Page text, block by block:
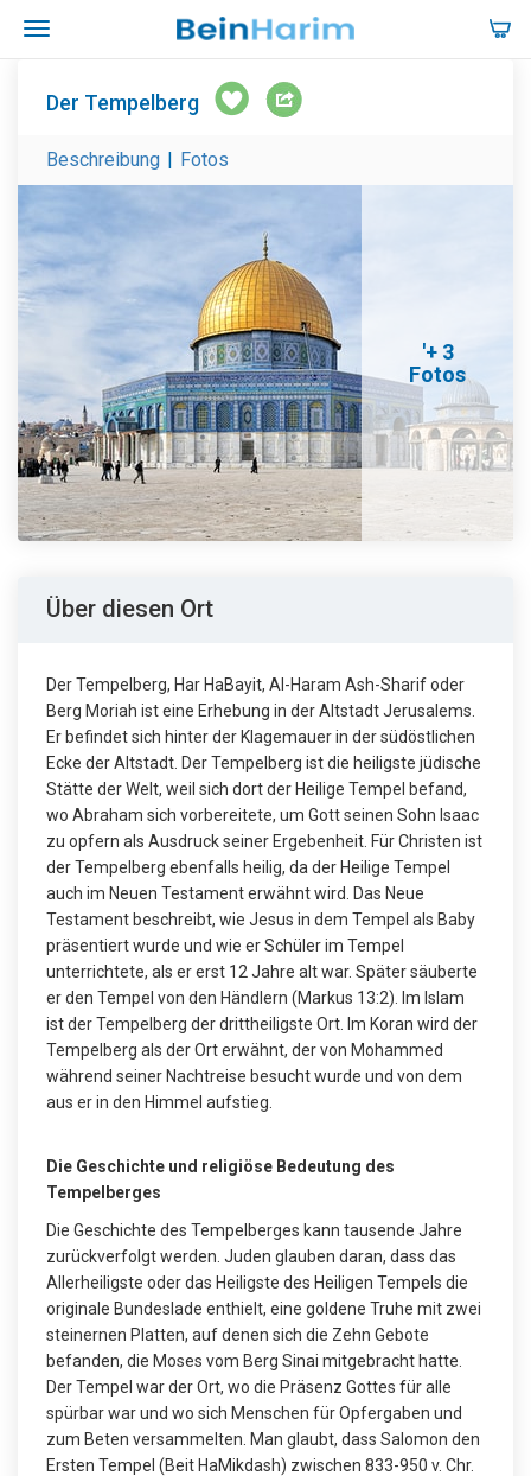
Der Tempelberg
Beschreibung | Fotos
'+ 3
Fotos
Über diesen Ort
Der Tempelberg, Har HaBayit, Al-Haram Ash-Sharif oder
Berg Moriah ist eine Erhebung in der Altstadt Jerusalems.
Er befindet sich hinter der Klagemauer in der südöstlichen
Ecke der Altstadt. Der Tempelberg ist die heiligste jüdische
Stätte der Welt, weil sich dort der Heilige Tempel befand,
wo Abraham sich vorbereitete, um Gott seinen Sohn Isaac
zu opfern als Ausdruck seiner Ergebenheit. Für Christen ist
der Tempelberg ebenfalls heilig, da der Heilige Tempel
auch im Neuen Testament erwähnt wird. Das Neue
Testament beschreibt, wie Jesus in dem Tempel als Baby
präsentiert wurde und wie er Schüler im Tempel
unterrichtete, als er erst 12 Jahre alt war. Später säuberte
er den Tempel von den Händlern (Markus 13:2). Im Islam
ist der Tempelberg der drittheiligste Ort. Im Koran wird der
Tempelberg als der Ort erwähnt, der von Mohammed
während seiner Nachtreise besucht wurde und von dem
aus er in den Himmel aufstieg.
Die Geschichte und religiöse Bedeutung des
Tempelberges
Die Geschichte des Tempelberges kann tausende Jahre
zurückverfolgt werden. Juden glauben daran, dass das
Allerheiligste oder das Heiligste des Heiligen Tempels die
originale Bundeslade enthielt, eine goldene Truhe mit zwei
steinernen Platten, auf denen sich die Zehn Gebote
befanden, die Moses vom Berg Sinai mitgebracht hatte.
Der Tempel war der Ort, wo die Präsenz Gottes für alle
spürbar war und wo sich Menschen für Opfergaben und
zum Beten versammelten. Man glaubt, dass Salomon den
Ersten Tempel (Beit HaMikdash) zwischen 833-950 v. Chr.